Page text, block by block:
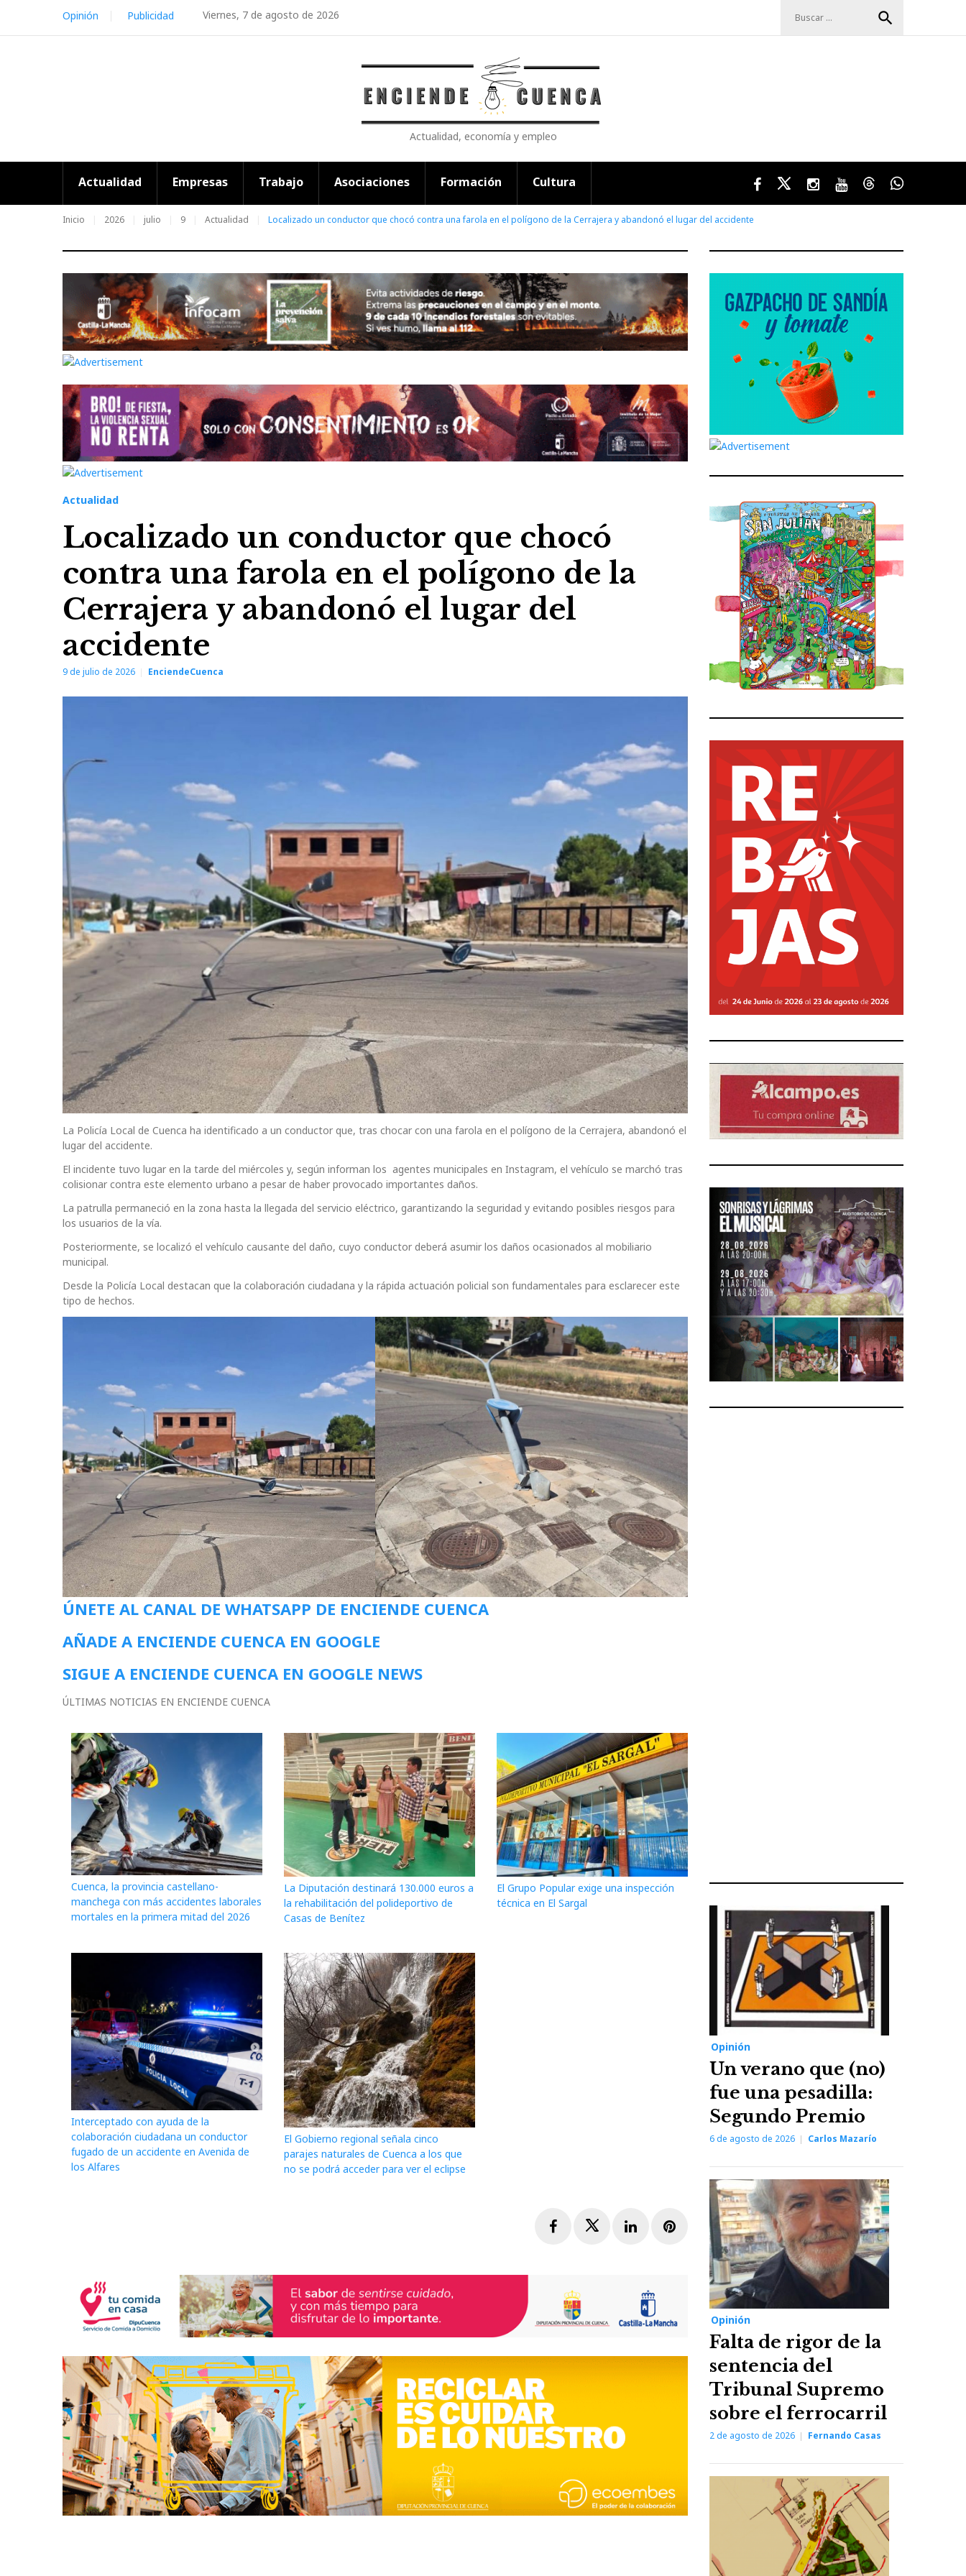
content
Viernes, 7 de agosto de 2026
Opinión Publicidad search
Actualidad, economía y empleo
Actualidad Empresas Trabajo Asociaciones Formación Cultura
FacebookTwitterInstagramYoutubeThreadsWhatsApp
Inicio 2026 julio 9 Actualidad Localizado un conductor que chocó contra una farola en el polígono de la Cerrajera y abandonó el lugar del accidente
Actualidad
Localizado un conductor que chocó
contra una farola en el polígono de la
Cerrajera y abandonó el lugar del
accidente
9 de julio de 2026 EnciendeCuenca
La Policía Local de Cuenca ha identificado a un conductor que, tras chocar con una farola en el polígono de la Cerrajera, abandonó el
lugar del accidente.
El incidente tuvo lugar en la tarde del miércoles y, según informan los agentes municipales en Instagram, el vehículo se marchó tras
colisionar contra este elemento urbano a pesar de haber provocado importantes daños.
La patrulla permaneció en la zona hasta la llegada del servicio eléctrico, garantizando la seguridad y evitando posibles riesgos para
los usuarios de la vía.
Posteriormente, se localizó el vehículo causante del daño, cuyo conductor deberá asumir los daños ocasionados al mobiliario
municipal.
Desde la Policía Local destacan que la colaboración ciudadana y la rápida actuación policial son fundamentales para esclarecer este
tipo de hechos.
ÚNETE AL CANAL DE WHATSAPP DE ENCIENDE CUENCA
AÑADE A ENCIENDE CUENCA EN GOOGLE
SIGUE A ENCIENDE CUENCA EN GOOGLE NEWS
ÚLTIMAS NOTICIAS EN ENCIENDE CUENCA
Cuenca, la provincia castellano-
manchega con más accidentes laborales
mortales en la primera mitad del 2026
La Diputación destinará 130.000 euros a
la rehabilitación del polideportivo de
Casas de Benítez
El Grupo Popular exige una inspección
técnica en El Sargal
Interceptado con ayuda de la
colaboración ciudadana un conductor
fugado de un accidente en Avenida de
los Alfares
El Gobierno regional señala cinco
parajes naturales de Cuenca a los que
no se podrá acceder para ver el eclipse
FacebookTwitterLinkedInPinterest
Opinión
Un verano que (no)
fue una pesadilla:
Segundo Premio
6 de agosto de 2026 Carlos Mazarío
Opinión
Falta de rigor de la
sentencia del
Tribunal Supremo
sobre el ferrocarril
2 de agosto de 2026 Fernando Casas